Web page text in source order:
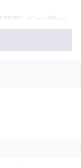
dùng đồng
bảng của bạn
Pixel năm